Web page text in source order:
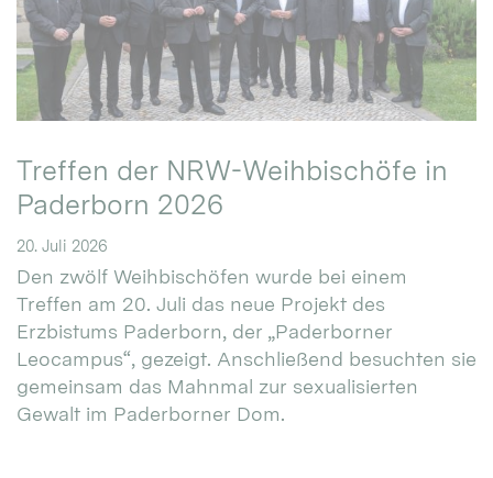
Treffen der NRW-Weihbischöfe in
Paderborn 2026
20. Juli 2026
Den zwölf Weihbischöfen wurde bei einem
Treffen am 20. Juli das neue Projekt des
Erzbistums Paderborn, der „Paderborner
Leocampus“, gezeigt. Anschließend besuchten sie
gemeinsam das Mahnmal zur sexualisierten
Gewalt im Paderborner Dom.